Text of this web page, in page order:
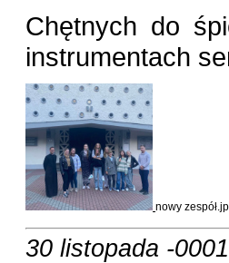
Chętnych do
instrumentach
nowy
30 listopada -